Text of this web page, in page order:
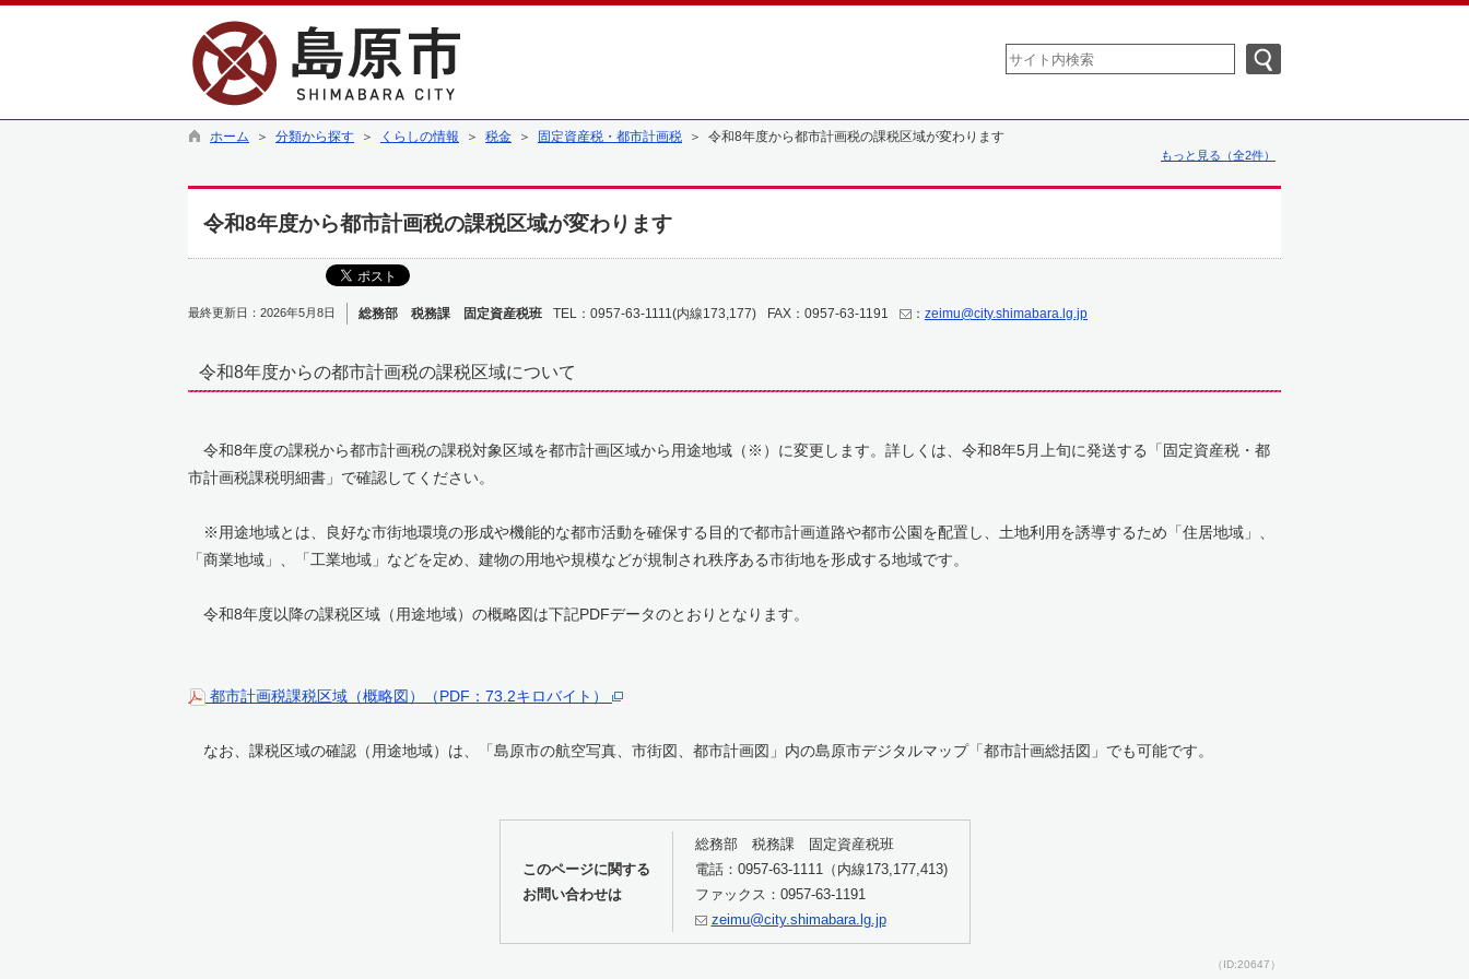
ホーム ＞ 分類から探す ＞ くらしの情報 ＞ 税金 ＞ 固定資産税・都市計画税 ＞ 令和8年度から都市計画税の課税区域が変わります
もっと見る（全2件）
令和8年度から都市計画税の課税区域が変わります
最終更新日：2026年5月8日 総務部 税務課 固定資産税班 TEL：0957-63-1111(内線173,177) FAX：0957-63-1191 ： zeimu@city.shimabara.lg.jp
令和8年度からの都市計画税の課税区域について
令和8年度の課税から都市計画税の課税対象区域を都市計画区域から用途地域（※）に変更します。詳しくは、令和8年5月上旬に発送する「固定資産税・都
市計画税課税明細書」で確認してください。
※用途地域とは、良好な市街地環境の形成や機能的な都市活動を確保する目的で都市計画道路や都市公園を配置し、土地利用を誘導するため「住居地域」、
「商業地域」、「工業地域」などを定め、建物の用地や規模などが規制され秩序ある市街地を形成する地域です。
令和8年度以降の課税区域（用途地域）の概略図は下記PDFデータのとおりとなります。
都市計画税課税区域（概略図）（PDF：73.2キロバイト）
なお、課税区域の確認（用途地域）は、「島原市の航空写真、市街図、都市計画図」内の島原市デジタルマップ「都市計画総括図」でも可能です。
このページに関する
お問い合わせは
総務部 税務課 固定資産税班
電話：0957-63-1111（内線173,177,413)
ファックス：0957-63-1191
zeimu@city.shimabara.lg.jp
（ID:20647）